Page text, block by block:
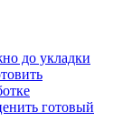
до укладки
готовый